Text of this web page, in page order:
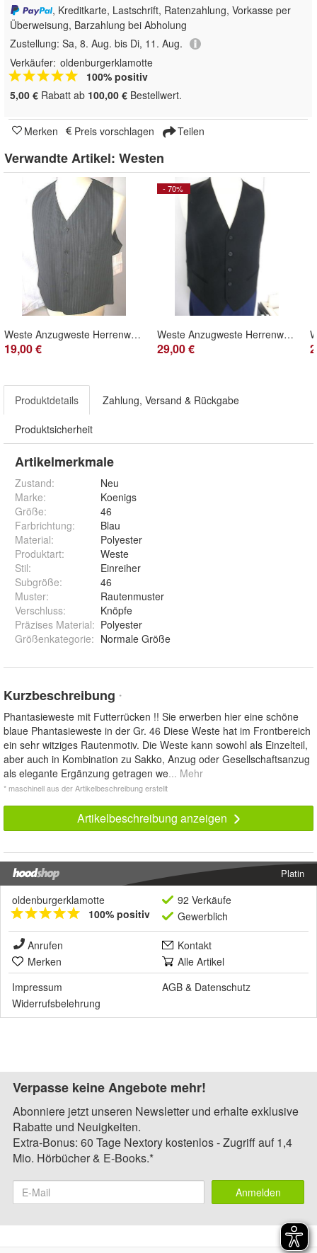
, Kreditkarte, Lastschrift, Ratenzahlung, Vorkasse per
Überweisung, Barzahlung bei Abholung
Zustellung: Sa, 8. Aug. bis Di, 11. Aug.
Verkäufer: oldenburgerklamotte
100% positiv
5,00 € Rabatt ab 100,00 € Bestellwert.
Merken Preis vorschlagen Teilen
Verwandte Artikel: Westen
Weste Anzugweste Herrenweste Freizeitweste Koenigs
19,00 €
- 70%
Weste Anzugweste Herrenweste Wilvorst
29,00 €
Produktdetails Zahlung, Versand & Rückgabe
Produktsicherheit
Artikelmerkmale
Zustand:
Neu
Marke:
Koenigs
Größe:
46
Farbrichtung:
Blau
Material:
Polyester
Produktart:
Weste
Stil:
Einreiher
Subgröße:
46
Muster:
Rautenmuster
Verschluss:
Knöpfe
Präzises Material: Polyester
Größenkategorie: Normale Größe
Kurzbeschreibung *
Phantasieweste mit Futterrücken !! Sie erwerben hier eine schöne
blaue Phantasieweste in der Gr. 46 Diese Weste hat im Frontbereich
ein sehr witziges Rautenmotiv. Die Weste kann sowohl als Einzelteil,
aber auch in Kombination zu Sakko, Anzug oder Gesellschaftsanzug
als elegante Ergänzung getragen we... Mehr
* maschinell aus der Artikelbeschreibung erstellt
Artikelbeschreibung anzeigen
Platin
oldenburgerklamotte
100% positiv
92 Verkäufe
Gewerblich
Anrufen
Kontakt
Merken
Alle Artikel
Impressum
AGB & Datenschutz
Widerrufsbelehrung
Verpasse keine Angebote mehr!
Abonniere jetzt unseren Newsletter und erhalte exklusive
Rabatte und Neuigkeiten.
Extra-Bonus: 60 Tage Nextory kostenlos - Zugriff auf 1,4
Mio. Hörbücher & E-Books.*
Anmelden